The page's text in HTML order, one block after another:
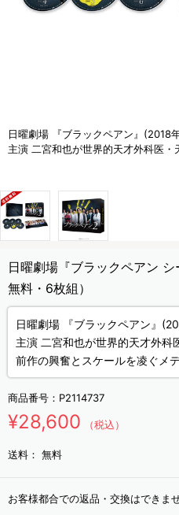
日曜劇場 『ブラックペアン』(2018
主演 二宮和也が世界的天才外科医・
前作の興奮とスケールを凌ぐメディ
日曜劇場『ブラックペアン
無料・6枚組）
日曜劇場 『ブラックペアン』
主演 二宮和也が世界的天才外科
前作の興奮とスケールを凌ぐメ
商品番号： P2114737
¥28,600 （税込）
送料： 無料
お客様都合での返品・交換はできませ